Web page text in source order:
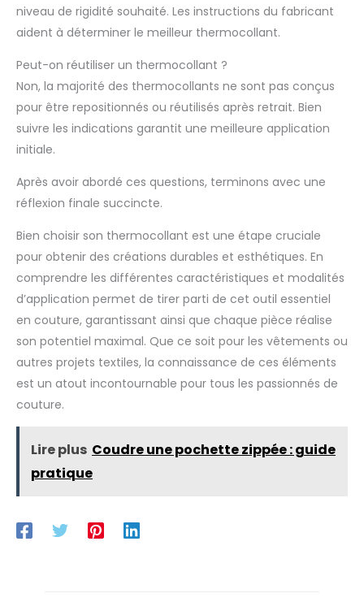
niveau de rigidité souhaité. Les instructions du fabricant
aident à déterminer le meilleur thermocollant.
Peut-on réutiliser un thermocollant ?
Non, la majorité des thermocollants ne sont pas conçus
pour être repositionnés ou réutilisés après retrait. Bien
suivre les indications garantit une meilleure application
initiale.
Après avoir abordé ces questions, terminons avec une
réflexion finale succincte.
Bien choisir son thermocollant est une étape cruciale
pour obtenir des créations durables et esthétiques. En
comprendre les différentes caractéristiques et modalités
d’application permet de tirer parti de cet outil essentiel
en couture, garantissant ainsi que chaque pièce réalise
son potentiel maximal. Que ce soit pour les vêtements ou
autres projets textiles, la connaissance de ces éléments
est un atout incontournable pour tous les passionnés de
couture.
Lire plus Coudre une pochette zippée : guide
pratique